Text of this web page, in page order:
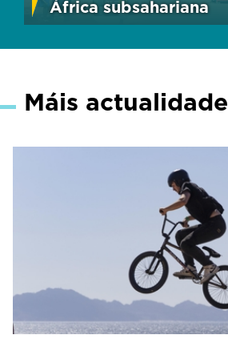
África subsahariana
Máis actualidade